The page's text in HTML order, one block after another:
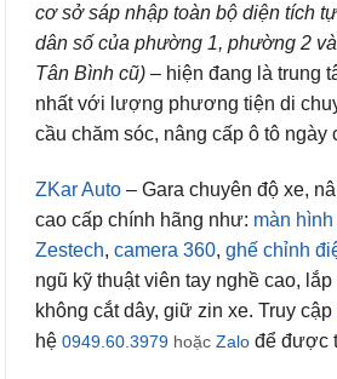
cơ sở sáp nhập toàn bộ diện tích
dân số của phường 1, phường 2
Tân Bình cũ) – hiện đang là trung
nhất với lượng phương tiện di
cầu chăm sóc, nâng cấp ô tô ngày
ZKar Auto – Gara chuyên độ xe,
cao cấp chính hãng như: màn
Zestech, camera 360, ghế chỉnh
ngũ kỹ thuật viên tay nghề cao,
không cắt dây, giữ zin xe. Truy cập
hệ 0949.60.3979 hoặc Zalo để được